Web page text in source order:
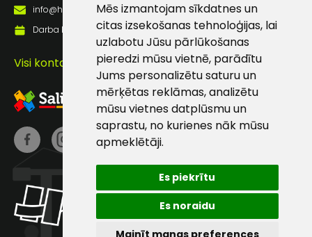
Mēs izmantojam sīkdatnes un
citas izsekošanas tehnoloģijas, lai
uzlabotu Jūsu pārlūkošanas
pieredzi mūsu vietnē, parādītu
Jums personalizētu saturu un
mērķētas reklāmas, analizētu
mūsu vietnes datplūsmu un
saprastu, no kurienes nāk mūsu
apmeklētāji.
Es piekrītu
Es noraidu
Mainīt manas preferences
info@hards.lv
Darba laiks: Darbadienās: 8:00 - 17:00
Visi kontakti
Klientu
atbalsts
Darbdienās:
8:00 – 17:00
186
info@hards.lv